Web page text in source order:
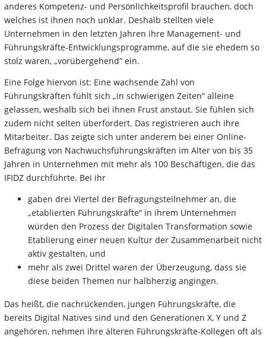
anderes Kompetenz- und Persönlichkeitsprofil brauchen, doch
welches ist ihnen noch unklar. Deshalb stellten viele
Unternehmen in den letzten Jahren ihre Management- und
Führungskräfte-Entwicklungsprogramme, auf die sie ehedem so
stolz waren, „vorübergehend“ ein.
Eine Folge hiervon ist: Eine wachsende Zahl von
Führungskräften fühlt sich „in schwierigen Zeiten“ alleine
gelassen, weshalb sich bei ihnen Frust anstaut. Sie fühlen sich
zudem nicht selten überfordert. Das registrieren auch ihre
Mitarbeiter. Das zeigte sich unter anderem bei einer Online-
Befragung von Nachwuchsführungskräften im Alter von bis 35
Jahren in Unternehmen mit mehr als 100 Beschäftigen, die das
IFIDZ durchführte. Bei ihr
gaben drei Viertel der Befragungsteilnehmer an, die
„etablierten Führungskräfte“ in ihrem Unternehmen
würden den Prozess der Digitalen Transformation sowie
Etablierung einer neuen Kultur der Zusammenarbeit nicht
aktiv gestalten, und
mehr als zwei Drittel waren der Überzeugung, dass sie
diese beiden Themen nur halbherzig angingen.
Das heißt, die nachrückenden, jungen Führungskräfte, die
bereits Digital Natives sind und den Generationen X, Y und Z
angehören, nehmen ihre älteren Führungskräfte-Kollegen oft als